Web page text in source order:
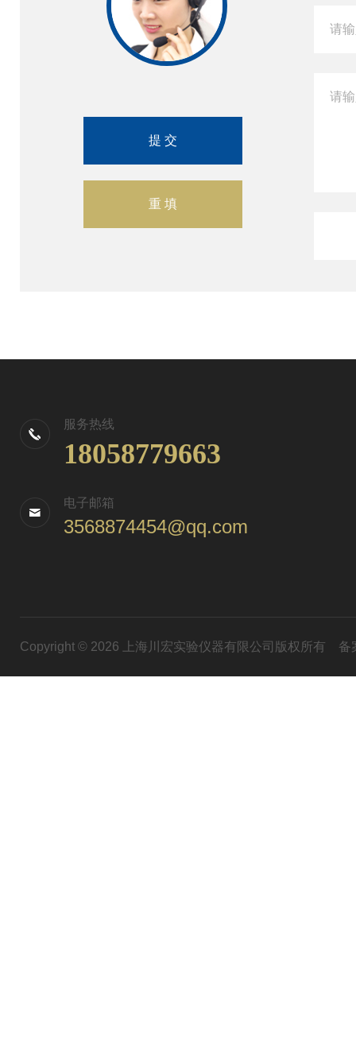
服务热线
18058779663
电子邮箱
3568874454@qq.com
Copyright © 2026 上海川宏实验仪器有限公司版权所有 备